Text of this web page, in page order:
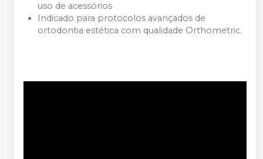
uso de acessórios
Indicado para protocolos avançados de
ortodontia estética com qualidade Orthometric.